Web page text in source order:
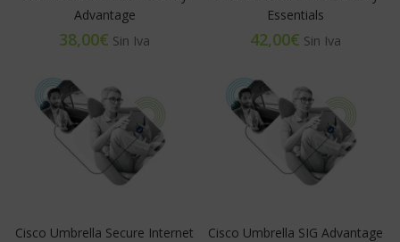
Advantage
€
Essentials
€
Cisco Umbrella Secure Internet
Cisco Umbrella SIG Advantage